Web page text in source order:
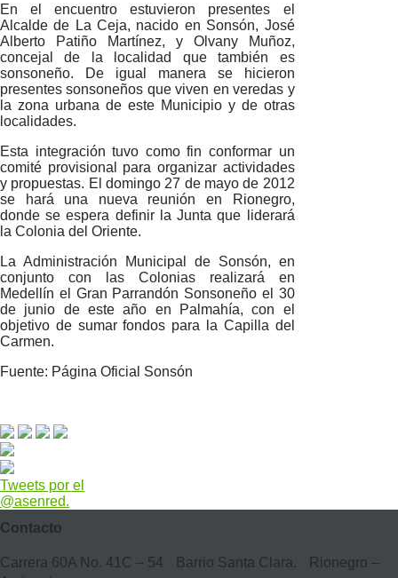
En el encuentro estuvieron presentes el
Alcalde de La Ceja, nacido en Sonsón, José
Alberto Patiño Martínez, y Olvany Muñoz,
concejal de la localidad que también es
sonsoneño. De igual manera se hicieron
presentes sonsoneños que viven en veredas y
la zona urbana de este Municipio y de otras
localidades.
Esta integración tuvo como fin conformar un
comité provisional para organizar actividades
y propuestas. El domingo 27 de mayo de 2012
se hará una nueva reunión en Rionegro,
donde se espera definir la Junta que liderará
la Colonia del Oriente.
La Administración Municipal de Sonsón, en
conjunto con las Colonias realizará en
Medellín el Gran Parrandón Sonsoneño el 30
de junio de este año en Palmahía, con el
objetivo de sumar fondos para la Capilla del
Carmen.
Fuente: Página Oficial Sonsón
Tweets por el
@asenred.
Contacto
Carrera 60A No. 41C – 54 Barrio Santa Clara. Rionegro –